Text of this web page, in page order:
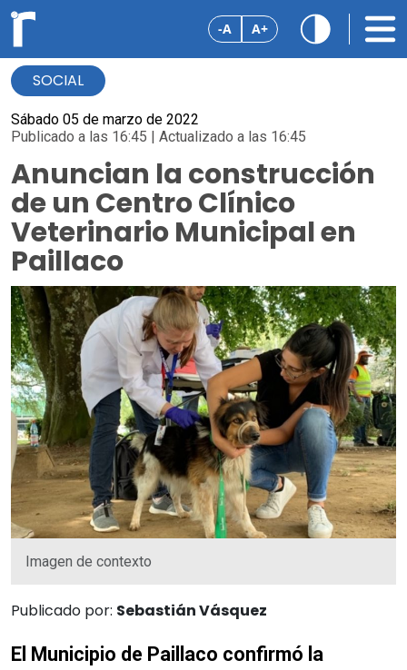
-A A+
SOCIAL
Sábado 05 de marzo de 2022
Publicado a las 16:45 | Actualizado a las 16:45
Anuncian la construcción
de un Centro Clínico
Veterinario Municipal en
Paillaco
Imagen de contexto
Publicado por: Sebastián Vásquez
El Municipio de Paillaco confirmó la